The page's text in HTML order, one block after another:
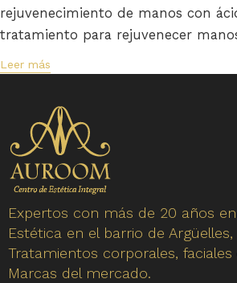
rejuvenecimiento de manos con
tratamiento para rejuvenecer
Leer más
Expertos con más de 20 años en
Estética en el barrio de Argüelles,
Tratamientos corporales,
Marcas del mercado.